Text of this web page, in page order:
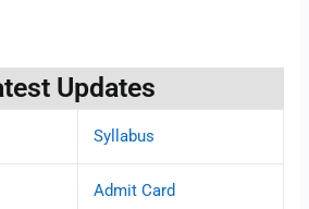
Updates
Syllabus
Admit Card